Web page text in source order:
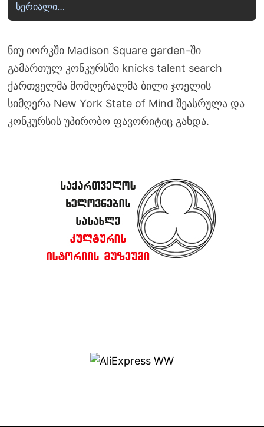
სერიალი…
ნიუ იორკში Madison Square garden-ში
გამართულ კონკურსში knicks talent search
ქართველმა მომღერალმა ბილი ჯოელის
სიმღერა New York State of Mind შეასრულა და
კონკურსის უპირობო ფავორიტიც გახდა.